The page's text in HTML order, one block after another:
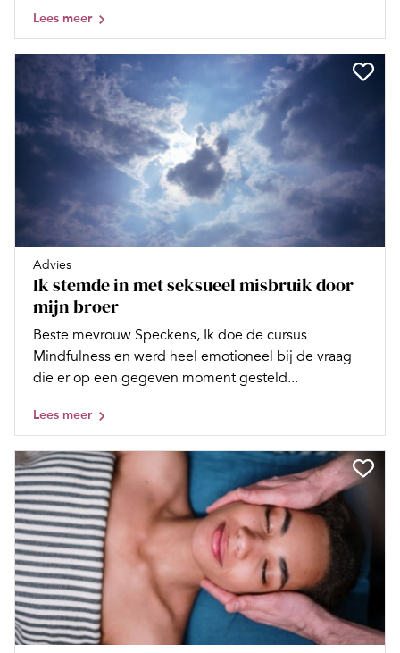
Lees meer
Advies
Ik stemde in met seksueel misbruik door
mijn broer
Beste mevrouw Speckens, Ik doe de cursus
Mindfulness en werd heel emotioneel bij de vraag
die er op een gegeven moment gesteld...
Lees meer